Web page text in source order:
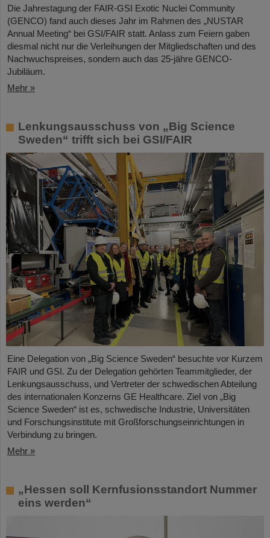
Die Jahrestagung der FAIR-GSI Exotic Nuclei Community
(GENCO) fand auch dieses Jahr im Rahmen des „NUSTAR
Annual Meeting“ bei GSI/FAIR statt. Anlass zum Feiern gaben
diesmal nicht nur die Verleihungen der Mitgliedschaften und des
Nachwuchspreises, sondern auch das 25-jähre GENCO-
Jubiläum.
Mehr »
Lenkungsausschuss von „Big Science
Sweden“ trifft sich bei GSI/FAIR
Eine Delegation von „Big Science Sweden“ besuchte vor Kurzem
FAIR und GSI. Zu der Delegation gehörten Teammitglieder, der
Lenkungsausschuss, und Vertreter der schwedischen Abteilung
des internationalen Konzerns GE Healthcare. Ziel von „Big
Science Sweden“ ist es, schwedische Industrie, Universitäten
und Forschungsinstitute mit Großforschungseinrichtungen in
Verbindung zu bringen.
Mehr »
„Hessen soll Kernfusionsstandort Nummer
eins werden“